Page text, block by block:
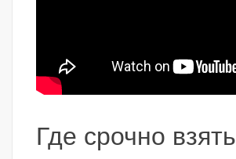
Где срочно взять